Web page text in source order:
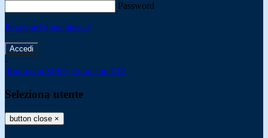
Password
Password dimenticata?
-
Entra con SPID Entra con CIE
Seleziona utente
button close ×